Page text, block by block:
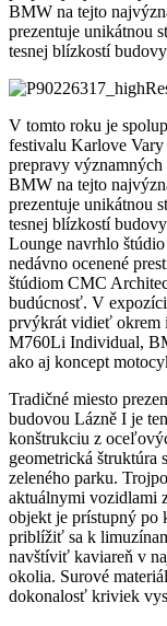
BMW na tejto
prezentuje unikátnou
tesnej blízkostí
V tomto roku je
festivalu Karlove
prepravy
BMW na tejto
prezentuje unikátnou
tesnej blízkostí
Lounge navrhlo
nedávno ocenené
štúdiom CMC
budúcnosť. V
prvýkrát vidieť okrem
M760Li Individual,
ako aj koncept
Tradičné miesto
budovou Lázně I je
konštrukciu z
geometrická
zeleného parku.
aktuálnymi vozidlami
objekt je prístupný po
priblížiť sa k
navštíviť kaviareň v
okolia. Surové
dokonalosť kriviek